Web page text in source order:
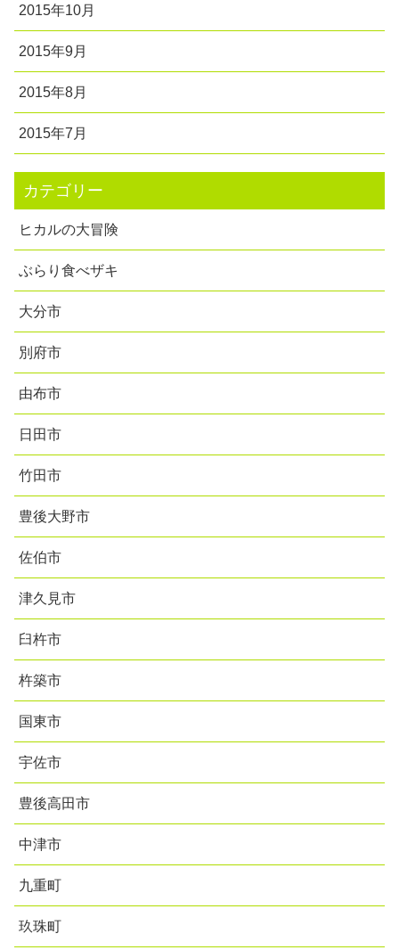
2015年10月
2015年9月
2015年8月
2015年7月
カテゴリー
ヒカルの大冒険
ぶらり食べザキ
大分市
別府市
由布市
日田市
竹田市
豊後大野市
佐伯市
津久見市
臼杵市
杵築市
国東市
宇佐市
豊後高田市
中津市
九重町
玖珠町